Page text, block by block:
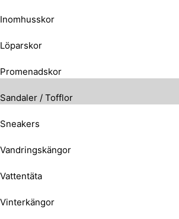
Inomhusskor
Löparskor
Promenadskor
Sandaler / Tofflor
Sneakers
Vandringskängor
Vattentäta
Vinterkängor